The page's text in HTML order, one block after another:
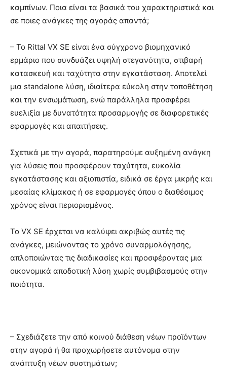
καμπίνων. Ποια είναι τα βασικά του χαρακτηριστικά και
σε ποιες ανάγκες της αγοράς απαντά;
– Το Rittal VX SE είναι ένα σύγχρονο βιομηχανικό
ερμάριο που συνδυάζει υψηλή στεγανότητα, στιβαρή
κατασκευή και ταχύτητα στην εγκατάσταση. Αποτελεί
μια standalone λύση, ιδιαίτερα εύκολη στην τοποθέτηση
και την ενσωμάτωση, ενώ παράλληλα προσφέρει
ευελιξία με δυνατότητα προσαρμογής σε διαφορετικές
εφαρμογές και απαιτήσεις.
Σχετικά με την αγορά, παρατηρούμε αυξημένη ανάγκη
για λύσεις που προσφέρουν ταχύτητα, ευκολία
εγκατάστασης και αξιοπιστία, ειδικά σε έργα μικρής και
μεσαίας κλίμακας ή σε εφαρμογές όπου ο διαθέσιμος
χρόνος είναι περιορισμένος.
Το VX SE έρχεται να καλύψει ακριβώς αυτές τις
ανάγκες, μειώνοντας το χρόνο συναρμολόγησης,
απλοποιώντας τις διαδικασίες και προσφέροντας μια
οικονομικά αποδοτική λύση χωρίς συμβιβασμούς στην
ποιότητα.
– Σχεδιάζετε την από κοινού διάθεση νέων προϊόντων
στην αγορά ή θα προχωρήσετε αυτόνομα στην
ανάπτυξη νέων συστημάτων;